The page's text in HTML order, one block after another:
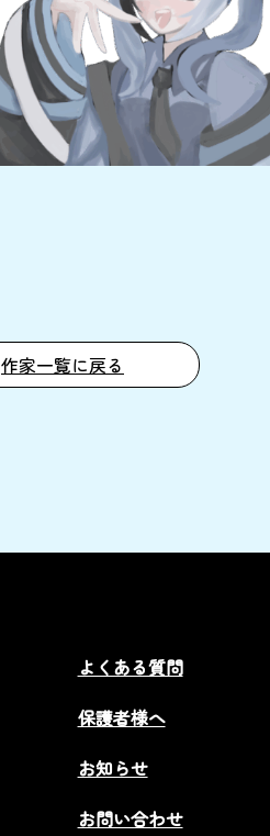
作家一覧に戻る
よくある質問
保護者様へ
お知らせ
お問い合わせ